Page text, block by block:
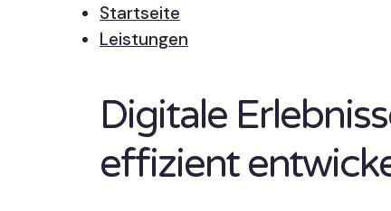
Startseite
Leistungen
Digitale
effizient